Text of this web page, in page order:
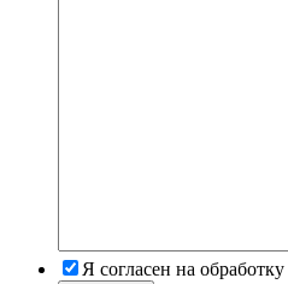
Я согласен на обработку